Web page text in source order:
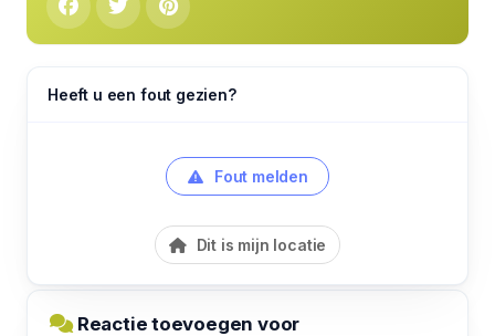
Heeft u een fout gezien?
Fout melden
Dit is mijn locatie
Reactie toevoegen voor